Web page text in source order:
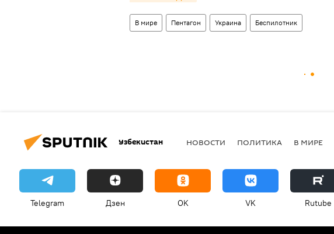
В мире Пентагон Украина Беспилотник
Узбекистан НОВОСТИ ПОЛИТИКА В МИРЕ
Telegram Дзен OK VK Rutube